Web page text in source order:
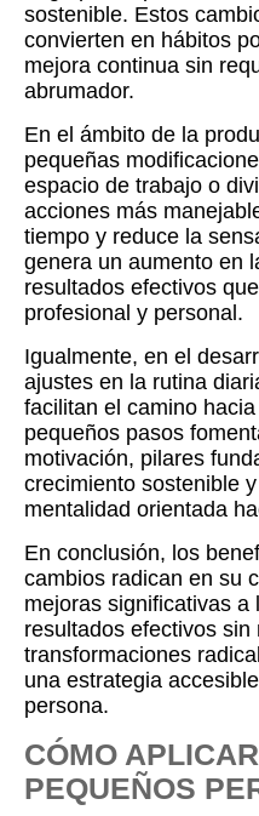
sostenible. Estos
convierten en hábitos
mejora continua sin
abrumador.
En el ámbito de la
pequeñas
espacio de trabajo o
acciones más
tiempo y reduce la
genera un aumento en
resultados efectivos
profesional y personal.
Igualmente, en el
ajustes en la rutina
facilitan el camino
pequeños pasos
motivación, pilares
crecimiento sostenible
mentalidad orientada
En conclusión, los
cambios radican en su
mejoras significativas a
resultados efectivos sin
transformaciones
una estrategia
persona.
CÓMO
PEQUEÑOS